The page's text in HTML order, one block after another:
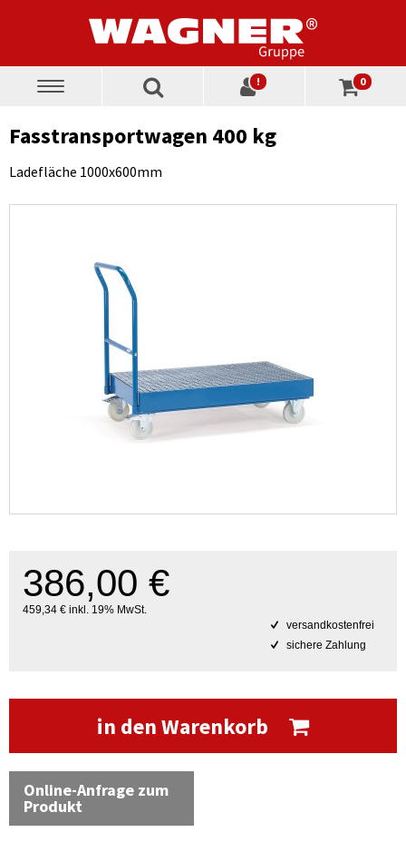
Toggle
! 0
Fasstransportwagen 400 kg
Ladefläche 1000x600mm
386,00 €
459,34 € inkl. 19% MwSt.
versandkostenfrei
sichere Zahlung
in den Warenkorb
Online-Anfrage zum
Produkt